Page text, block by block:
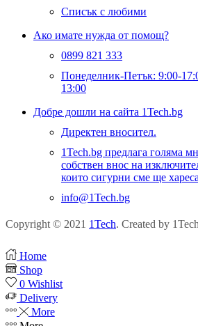
Списък с любими
Ако имате нужда от помощ?
0899 821 333
Понеделник-Петък: 9:00-
13:00
Добре дошли на сайта 1Tech.bg
Директен вносител.
1Tech.bg предлага голяма
собствен внос на
които сигурни сме ще
info@1Tech.bg
Copyright © 2021 1Tech. Created by
Home
Shop
0 Wishlist
Delivery
More